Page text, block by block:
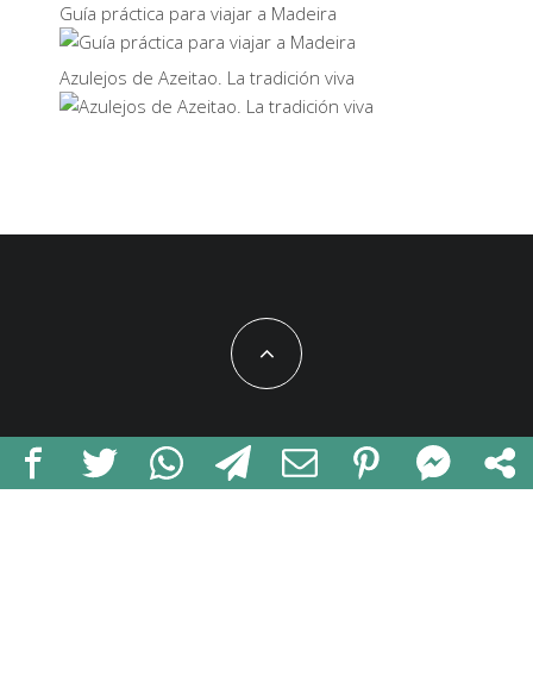
Guía práctica para viajar a Madeira
Azulejos de Azeitao. La tradición viva